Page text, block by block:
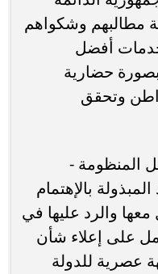
مطالبهم وشكواهم
خدمات أفضل
حضارية
وتحقق
المنظومة -
بالإهتمام
والرد عليها في
على إعلاء شأن
عصرية للدولة